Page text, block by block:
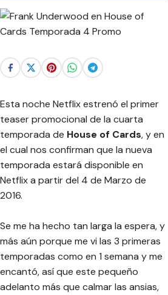
Esta noche Netflix estrenó el primer
teaser promocional de la cuarta
temporada de House of Cards, y en
el cual nos confirman que la nueva
temporada estará disponible en
Netflix a partir del 4 de Marzo de
2016.
Se me ha hecho tan larga la espera, y
más aún porque me vi las 3 primeras
temporadas como en 1 semana y me
encantó, así que este pequeño
adelanto más que calmar las ansias,